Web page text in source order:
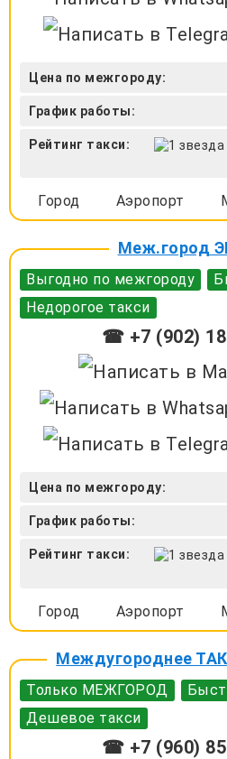
Цена по межгороду:
График работы:
Рейтинг такси:
Город Аэропорт
Меж.город
Выгодно по межгороду
Недорогое такси
☎ +7 (902)
Цена по межгороду:
График работы:
Рейтинг такси:
Город Аэропорт
Междугороднее
Только МЕЖГОРОД
Дешевое такси
☎ +7 (960)